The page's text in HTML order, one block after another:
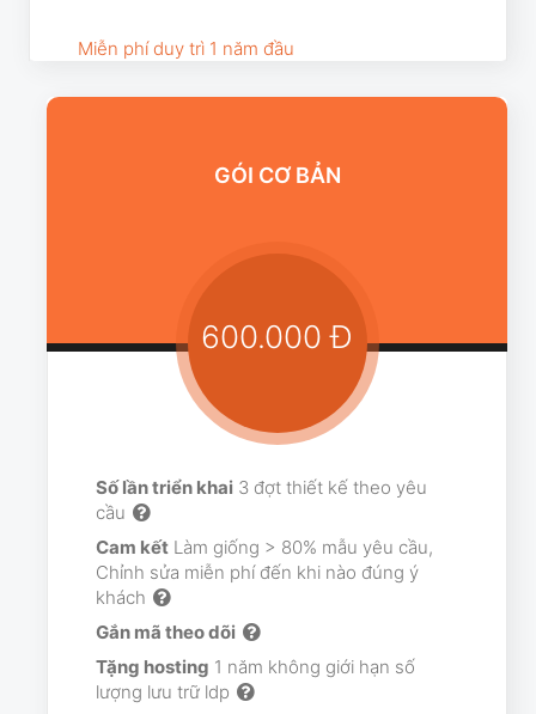
Miễn phí duy trì 1 năm đầu
GÓI CƠ BẢN
600.000 Đ
Số lần triển khai 3 đợt thiết kế theo yêu
cầu
Cam kết Làm giống > 80% mẫu yêu cầu,
Chỉnh sửa miễn phí đến khi nào đúng ý
khách
Gắn mã theo dõi
Tặng hosting 1 năm không giới hạn số
lượng lưu trữ ldp